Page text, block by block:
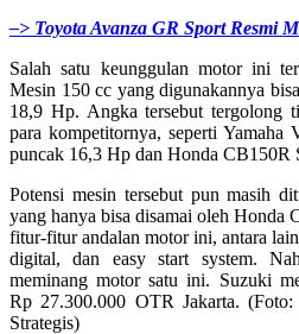
–> Toyota Avanza GR Sport Resmi
Salah satu keunggulan motor ini
Mesin 150 cc yang digunakannya
18,9 Hp. Angka tersebut tergolong
para kompetitornya, seperti Yamaha
puncak 16,3 Hp dan Honda CB150R
Potensi mesin tersebut pun masih
yang hanya bisa disamai oleh Honda
fitur-fitur andalan motor ini, antara
digital, dan easy start system.
meminang motor satu ini. Suzuki
Rp 27.300.000 OTR Jakarta. (Foto:
Strategis)